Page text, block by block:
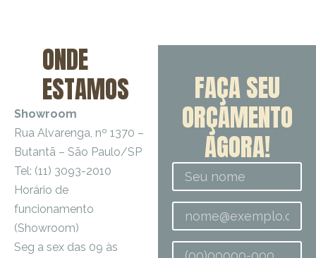
ONDE
ESTAMOS
Showroom
Rua Alvarenga, nº 1370 –
Butantã – São Paulo/SP
Tel: (11) 3093-2010
Horário de
funcionamento
(Showroom)
Seg a sex das 09 às
FAÇA SEU
ORÇAMENTO
AGORA!